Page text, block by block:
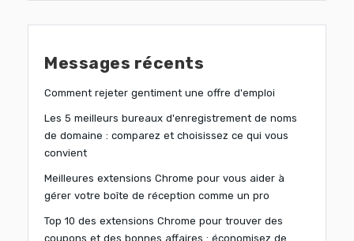
Messages récents
Comment rejeter gentiment une offre d'emploi
Les 5 meilleurs bureaux d'enregistrement de noms
de domaine : comparez et choisissez ce qui vous
convient
Meilleures extensions Chrome pour vous aider à
gérer votre boîte de réception comme un pro
Top 10 des extensions Chrome pour trouver des
coupons et des bonnes affaires : économisez de